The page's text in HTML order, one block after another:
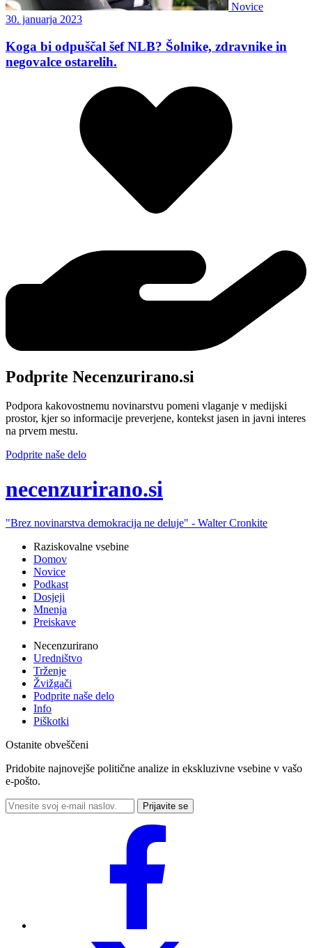
Novice
30. januarja 2023
Koga bi odpuščal šef NLB? Šolnike, zdravnike in
negovalce ostarelih.
Podprite Necenzurirano.si
Podpora kakovostnemu novinarstvu pomeni vlaganje v medijski
prostor, kjer so informacije preverjene, kontekst jasen in javni interes
na prvem mestu.
Podprite naše delo
necenzurirano.si
"Brez novinarstva demokracija ne deluje" - Walter Cronkite
Raziskovalne vsebine
Domov
Novice
Podkast
Dosjeji
Mnenja
Preiskave
Necenzurirano
Uredništvo
Trženje
Žvižgači
Podprite naše delo
Info
Piškotki
Ostanite obveščeni
Pridobite najnovejše politične analize in ekskluzivne vsebine v vašo
e-pošto.
Prijavite se